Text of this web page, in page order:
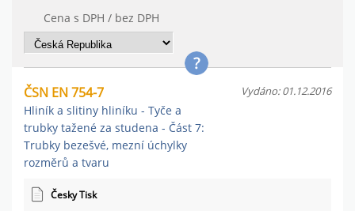
Cena s DPH / bez DPH
ČSN EN 754-7
Hliník a slitiny hliníku - Tyče a
trubky tažené za studena - Část 7:
Trubky bezešvé, mezní úchylky
rozměrů a tvaru
Vydáno: 01.12.2016
Česky Tisk